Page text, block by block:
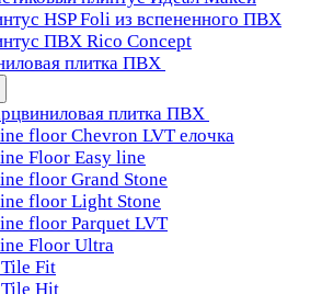
HSP Foli из вспененного ПВХ
ПВХ Rico Concept
плитка ПВХ
плитка ПВХ
floor Chevron LVT елочка
Floor Easy line
floor Grand Stone
floor Light Stone
floor Parquet LVT
Floor Ultra
Fit
Hit